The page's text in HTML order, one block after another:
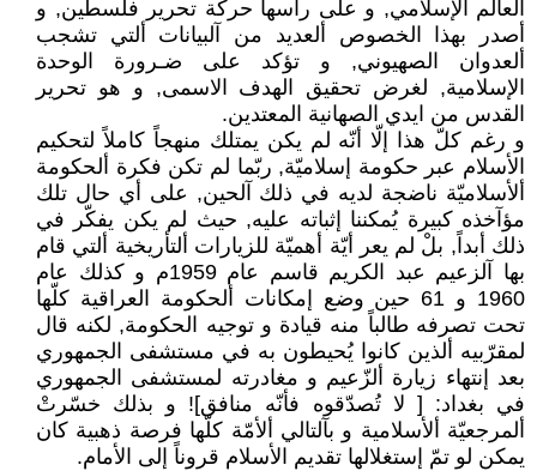
آلعالم ألإسلامي, و على راسها حركة تحرير فلسطين, و
أصدر بهذا الخصوص ألعديد من آلبيانات ألتي تشجب
ألعدوان الصهيوني, و تؤكد على ضـرورة الوحدة
الإسلامية, لغرض تحقيق الهدف الاسمى, و هو تحرير
القدس من ايدي الصهانية المعتدين.
و رغم كلّ هذا إلّا أنّه لم يكن يمتلك منهجاً كاملاً لتحكيم
الأسلام عبر حكومة إسلاميّة, ربّما لم تكن فكرة ألحكومة
ألأسلاميّة ناضجة لديه في ذلك آلحين, على أي حال تلك
مؤآخذه كبيرة يُمكننا إثباته عليه, حيث لم يكن يفكّر في
ذلك أبداً, بلْ لم يعر أيّة أهميّة للزيارات ألتأريخية ألتي قام
بها آلزعيم عبد الكريم قاسم عام 1959م و كذلك عام
1960 و 61 حين وضع إمكانات ألحكومة العراقية كلّها
تحت تصرفه طالباً منه قيادة و توجيه الحكومة, لكنه قال
لمقرّبيه ألذين كانوا يُحيطون به في مستشفى الجمهوري
بعد إنتهاء زيارة ألزّعيم و مغادرته لمستشفى الجمهوري
في بغداد: [ لا تُصدّقوه فأنّه منافق]! و بذلك خسّرتْ
ألمرجعيّة ألأسلامية و بآلتالي ألأمّة كلّها فرصة ذهبية كان
يمكن لو تمّ إستغلالها تقديم الأسلام قروناً إلى الأمام.